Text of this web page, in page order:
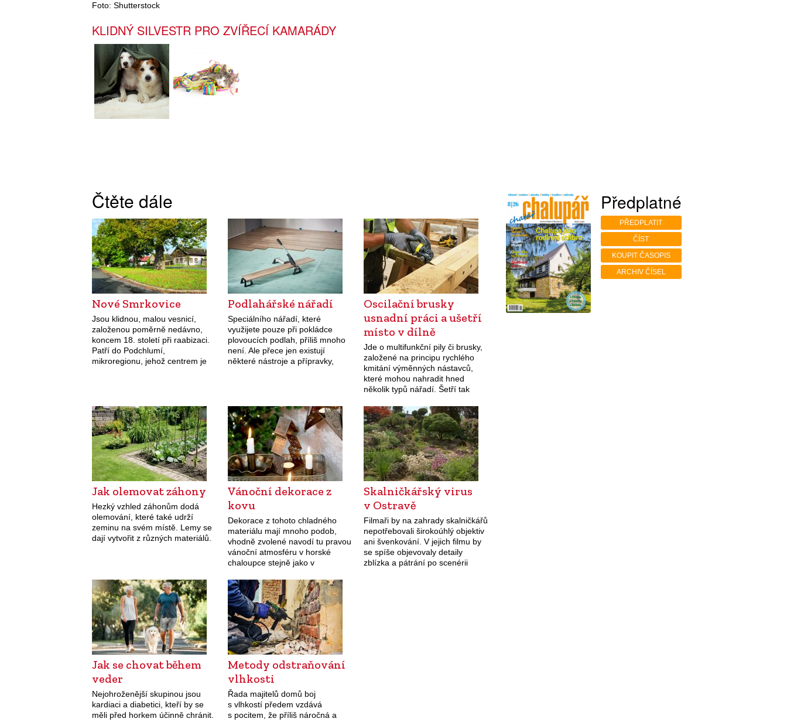
Foto: Shutterstock
KLIDNÝ SILVESTR PRO ZVÍŘECÍ KAMARÁDY
Čtěte dále
Nové Smrkovice
Jsou klidnou, malou vesnicí,
založenou poměrně nedávno,
koncem 18. století při raabizaci.
Patří do Podchlumí,
mikroregionu, jehož centrem je
Podlahářské nářadí
Speciálního nářadí, které
využijete pouze při pokládce
plovoucích podlah, příliš mnoho
není. Ale přece jen existují
některé nástroje a přípravky,
Oscilační brusky
usnadní práci a ušetří
místo v dílně
Jde o multifunkční pily či brusky,
založené na principu rychlého
kmitání výměnných nástavců,
které mohou nahradit hned
několik typů nářadí. Šetří tak
usnadní a urychlí.
Jak olemovat záhony
Hezký vzhled záhonům dodá
olemování, které také udrží
zeminu na svém místě. Lemy se
dají vytvořit z různých materiálů.
Vánoční dekorace z
kovu
Dekorace z tohoto chladného
materiálu mají mnoho podob,
vhodně zvolené navodí tu pravou
vánoční atmosféru v horské
chaloupce stejně jako v
Skalničkářský virus
v Ostravě
Filmaři by na zahrady skalničkářů
nepotřebovali širokoúhlý objektiv
ani švenkování. V jejich filmu by
se spíše objevovaly detaily
zblízka a pátrání po scenérii
Jak se chovat během
veder
Nejohroženější skupinou jsou
kardiaci a diabetici, kteří by se
měli před horkem účinně chránit.
Metody odstraňování
vlhkosti
Řada majitelů domů boj
s vlhkostí předem vzdává
s pocitem, že příliš náročná a
Předplatné
PŘEDPLATIT
ČÍST
KOUPIT ČASOPIS
ARCHIV ČÍSEL